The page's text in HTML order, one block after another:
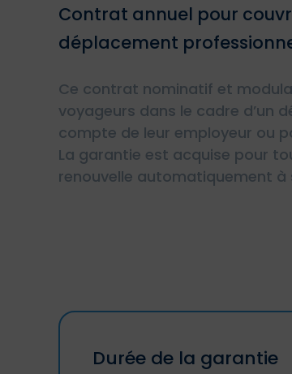
Contrat annuel pour
déplacement
Ce contrat nominatif et
voyageurs dans le cadre d’un
compte de leur employeur ou
La garantie est acquise pour
renouvelle automatiquement à
Durée de la garantie